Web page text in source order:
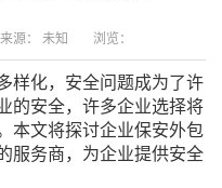
来源： 未知 浏览：
样化，安全问题成为了许
的安全，许多企业选择将
本文将探讨企业保安外包
服务商，为企业提供安全